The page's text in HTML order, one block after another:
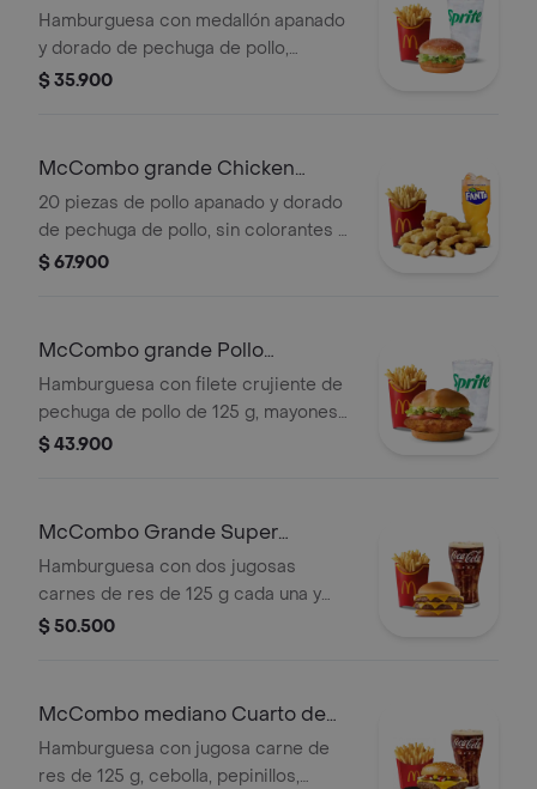
Hamburguesa con medallón apanado
y dorado de pechuga de pollo,
mayonesa cremosa y lechuga fresca,
a elección.
$ 35.900
McCombo grande Chicken
McNuggets de 20 pzas
20 piezas de pollo apanado y dorado
de pechuga de pollo, sin colorantes ni
conservantes artificiales.
$ 67.900
McCombo grande Pollo
McCrispy Deluxe
Hamburguesa con filete crujiente de
pechuga de pollo de 125 g, mayonesa
cremosa, lechuga fresca y tomate, en
grande a elección.
$ 43.900
McCombo Grande Super
Cheddar Lover
Hamburguesa con dos jugosas
carnes de res de 125 g cada una y
cinco quesos cremosos.
$ 50.500
McCombo mediano Cuarto de
Libra con Queso
Hamburguesa con jugosa carne de
res de 125 g, cebolla, pepinillos,